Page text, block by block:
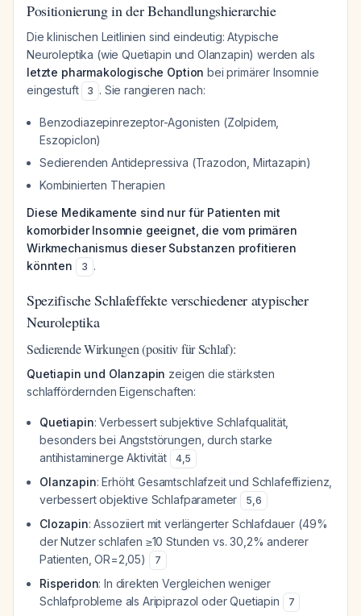
Positionierung in der Behandlungshierarchie
Die klinischen Leitlinien sind eindeutig: Atypische
Neuroleptika (wie Quetiapin und Olanzapin) werden als
letzte pharmakologische Option bei primärer Insomnie
eingestuft
3 . Sie rangieren nach:
Benzodiazepinrezeptor-Agonisten (Zolpidem,
Eszopiclon)
Sedierenden Antidepressiva (Trazodon, Mirtazapin)
Kombinierten Therapien
Diese Medikamente sind nur für Patienten mit
komorbider Insomnie geeignet, die vom primären
Wirkmechanismus dieser Substanzen profitieren
könnten
3 .
Spezifische Schlafeffekte verschiedener atypischer
Neuroleptika
Sedierende Wirkungen (positiv für Schlaf):
Quetiapin und Olanzapin zeigen die stärksten
schlaffördernden Eigenschaften:
Quetiapin: Verbessert subjektive Schlafqualität,
besonders bei Angststörungen, durch starke
antihistaminerge Aktivität
4,5
Olanzapin: Erhöht Gesamtschlafzeit und Schlafeffizienz,
verbessert objektive Schlafparameter
5,6
Clozapin: Assoziiert mit verlängerter Schlafdauer (49%
der Nutzer schlafen ≥10 Stunden vs. 30,2% anderer
Patienten, OR=2,05)
7
Risperidon: In direkten Vergleichen weniger
Schlafprobleme als Aripiprazol oder Quetiapin
7